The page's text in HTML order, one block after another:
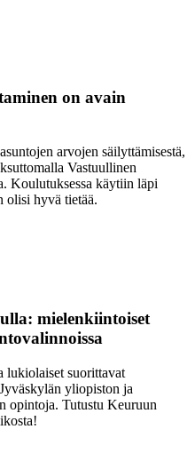
on avain
arvojen säilyttämisestä,
Vastuullinen
Koulutuksessa käytiin läpi
olisi hyvä tietää.
mielenkiintoiset
suorittavat
yliopiston ja
opintoja. Tutustu Keuruun